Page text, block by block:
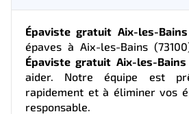
Épaviste gratuit Aix-les-Bains
épaves à Aix-les-Bains
Épaviste gratuit Aix-les-Bains
aider. Notre équipe est
rapidement et à éliminer vos
responsable.